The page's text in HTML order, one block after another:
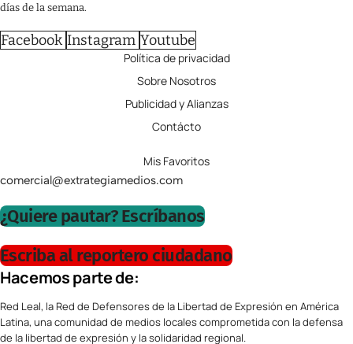
días de la semana.
Facebook Instagram Youtube
Política de privacidad
Sobre Nosotros
Publicidad y Alianzas
Contácto
Mis Favoritos
comercial@extrategiamedios.com
¿Quiere pautar? Escríbanos
Escriba al reportero ciudadano
Hacemos parte de:
Red Leal, la Red de Defensores de la Libertad de Expresión en América
Latina, una comunidad de medios locales comprometida con la defensa
de la libertad de expresión y la solidaridad regional.